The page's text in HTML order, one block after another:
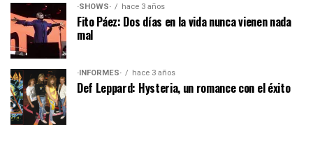
·SHOWS· hace 3 años
Fito Páez: Dos días en la vida nunca vienen nada
mal
·INFORMES· hace 3 años
Def Leppard: Hysteria, un romance con el éxito